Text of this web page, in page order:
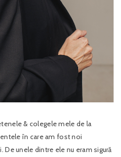
& colegele mele de la
în care am fost noi
De unele dintre ele nu eram sigură